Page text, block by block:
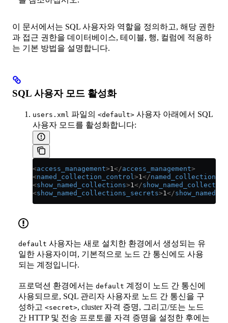
이 문서에서는 SQL 사용자와 역할을 정의하고, 해당 권한
과 접근 권한을 데이터베이스, 테이블, 행, 컬럼에 적용하
는 기본 방법을 설명합니다.
SQL 사용자 모드 활성화
users.xml 파일의 <default> 사용자 아래에서 SQL
사용자 모드를 활성화합니다:
<access_management>1</access_management>
<named_collection_control>1</
<show_named_collections>1</
<show_named_collections_secrets>1</
default 사용자는 새로 설치한 환경에서 생성되는 유
일한 사용자이며, 기본적으로 노드 간 통신에도 사용
되는 계정입니다.
프로덕션 환경에서는 default 계정이 노드 간 통신에
사용되므로, SQL 관리자 사용자로 노드 간 통신을 구
성하고 <secret>, cluster 자격 증명, 그리고/또는 노드
간 HTTP 및 전송 프로토콜 자격 증명을 설정한 후에는